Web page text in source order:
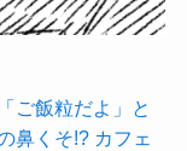
ご飯粒だよ」と
鼻くそ!? カフェ